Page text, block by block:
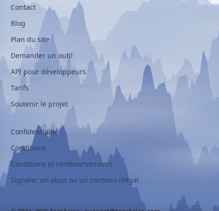
Contact
Blog
Plan du site
Demander un outil
API pour développeurs
Tarifs
Soutenir le projet
Confidentialité
Conditions
Conditions et remboursements
Signaler un abus ou un contenu illégal